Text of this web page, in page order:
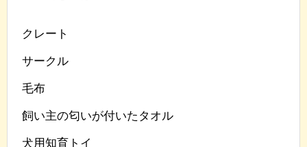
クレート
サークル
毛布
飼い主の匂いが付いたタオル
犬用知育トイ